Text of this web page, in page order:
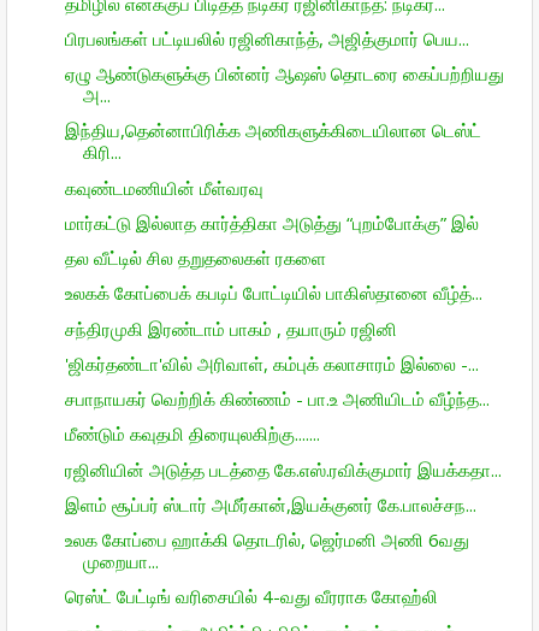
பிரபலங்கள் பட்டியலில் ரஜினிகாந்த், அஜித்குமார் பெய...
ஏழு ஆண்டுகளுக்கு பின்னர் ஆஷஸ் தொடரை கைப்பற்றியது
அ...
இந்திய,தென்னாபிரிக்க அணிகளுக்கிடையிலான டெஸ்ட்
கிரி...
கவுண்டமணியின் மீள்வரவு
மார்கட்டு இல்லாத கார்த்திகா அடுத்து “புறம்போக்கு” இல்
தல வீட்டில் சில தறுதலைகள் ரகளை
உலகக் கோப்பைக் கபடிப் போட்டியில் பாகிஸ்தானை வீழ்த்...
சந்திரமுகி இரண்டாம் பாகம் , தயாரும் ரஜினி
'ஜிகர்தண்டா'வில் அரிவாள், கம்புக் கலாசாரம் இல்லை -...
சபாநாயகர் வெற்றிக் கிண்ணம் - பா.உ அணியிடம் வீழ்ந்த...
மீண்டும் கவுதமி திரையுலகிற்கு.......
ரஜினியின் அடுத்த படத்தை கே.எஸ்.ரவிக்குமார் இயக்கதா...
இளம் சூப்பர் ஸ்டார் அமீர்கான்,இயக்குனர் கே.பாலச்சந...
உலக கோப்பை ஹாக்கி தொடரில், ஜெர்மனி அணி 6வது
முறையா...
ரெஸ்ட் பேட்டிங் வரிசையில் 4-வது வீரராக கோஹ்லி